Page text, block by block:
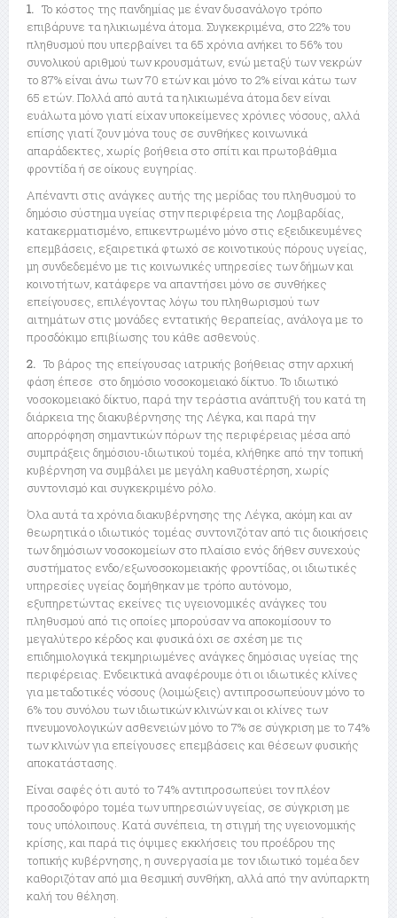
1. Το κόστος της πανδημίας με έναν δυσανάλογο τρόπο
επιβάρυνε τα ηλικιωμένα άτομα. Συγκεκριμένα, στο 22% του
πληθυσμού που υπερβαίνει τα 65 χρόνια ανήκει το 56% του
συνολικού αριθμού των κρουσμάτων, ενώ μεταξύ των νεκρών
το 87% είναι άνω των 70 ετών και μόνο το 2% είναι κάτω των
65 ετών. Πολλά από αυτά τα ηλικιωμένα άτομα δεν είναι
ευάλωτα μόνο γιατί είχαν υποκείμενες χρόνιες νόσους, αλλά
επίσης γιατί ζουν μόνα τους σε συνθήκες κοινωνικά
απαράδεκτες, χωρίς βοήθεια στο σπίτι και πρωτοβάθμια
φροντίδα ή σε οίκους ευγηρίας.
Απέναντι στις ανάγκες αυτής της μερίδας του πληθυσμού το
δημόσιο σύστημα υγείας στην περιφέρεια της Λομβαρδίας,
κατακερματισμένο, επικεντρωμένο μόνο στις εξειδικευμένες
επεμβάσεις, εξαιρετικά φτωχό σε κοινοτικούς πόρους υγείας,
μη συνδεδεμένο με τις κοινωνικές υπηρεσίες των δήμων και
κοινοτήτων, κατάφερε να απαντήσει μόνο σε συνθήκες
επείγουσες, επιλέγοντας λόγω του πληθωρισμού των
αιτημάτων στις μονάδες εντατικής θεραπείας, ανάλογα με το
προσδόκιμο επιβίωσης του κάθε ασθενούς.
2. Το βάρος της επείγουσας ιατρικής βοήθειας στην αρχική
φάση έπεσε στο δημόσιο νοσοκομειακό δίκτυο. Το ιδιωτικό
νοσοκομειακό δίκτυο, παρά την τεράστια ανάπτυξή του κατά τη
διάρκεια της διακυβέρνησης της Λέγκα, και παρά την
απορρόφηση σημαντικών πόρων της περιφέρειας μέσα από
συμπράξεις δημόσιου-ιδιωτικού τομέα, κλήθηκε από την τοπική
κυβέρνηση να συμβάλει με μεγάλη καθυστέρηση, χωρίς
συντονισμό και συγκεκριμένο ρόλο.
Όλα αυτά τα χρόνια διακυβέρνησης της Λέγκα, ακόμη και αν
θεωρητικά ο ιδιωτικός τομέας συντονιζόταν από τις διοικήσεις
των δημόσιων νοσοκομείων στο πλαίσιο ενός δήθεν συνεχούς
συστήματος ενδο/εξωνοσοκομειακής φροντίδας, οι ιδιωτικές
υπηρεσίες υγείας δομήθηκαν με τρόπο αυτόνομο,
εξυπηρετώντας εκείνες τις υγειονομικές ανάγκες του
πληθυσμού από τις οποίες μπορούσαν να αποκομίσουν το
μεγαλύτερο κέρδος και φυσικά όχι σε σχέση με τις
επιδημιολογικά τεκμηριωμένες ανάγκες δημόσιας υγείας της
περιφέρειας. Ενδεικτικά αναφέρουμε ότι οι ιδιωτικές κλίνες
για μεταδοτικές νόσους (λοιμώξεις) αντιπροσωπεύουν μόνο το
6% του συνόλου των ιδιωτικών κλινών και οι κλίνες των
πνευμονολογικών ασθενειών μόνο το 7% σε σύγκριση με το 74%
των κλινών για επείγουσες επεμβάσεις και θέσεων φυσικής
αποκατάστασης.
Είναι σαφές ότι αυτό το 74% αντιπροσωπεύει τον πλέον
προσοδοφόρο τομέα των υπηρεσιών υγείας, σε σύγκριση με
τους υπόλοιπους. Κατά συνέπεια, τη στιγμή της υγειονομικής
κρίσης, και παρά τις όψιμες εκκλήσεις του προέδρου της
τοπικής κυβέρνησης, η συνεργασία με τον ιδιωτικό τομέα δεν
καθοριζόταν από μια θεσμική συνθήκη, αλλά από την ανύπαρκτη
καλή του θέληση.